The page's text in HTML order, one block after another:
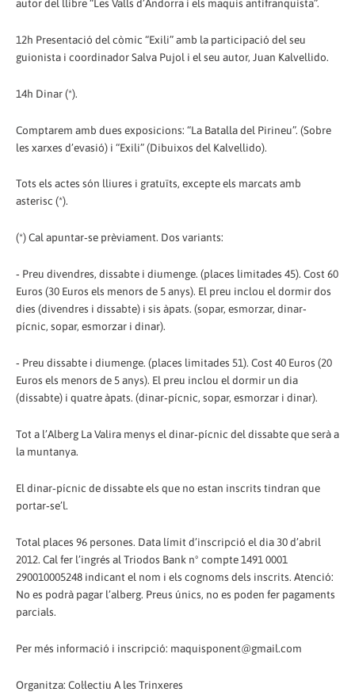
autor del llibre “Les Valls d’Andorra i els maquis antifranquista”.
12h Presentació del còmic “Exili” amb la participació del seu
guionista i coordinador Salva Pujol i el seu autor, Juan Kalvellido.
14h Dinar (*).
Comptarem amb dues exposicions: “La Batalla del Pirineu”. (Sobre
les xarxes d’evasió) i “Exili” (Dibuixos del Kalvellido).
Tots els actes són lliures i gratuïts, excepte els marcats amb
asterisc (*).
(*) Cal apuntar‐se prèviament. Dos variants:
‐ Preu divendres, dissabte i diumenge. (places limitades 45). Cost 60
Euros (30 Euros els menors de 5 anys). El preu inclou el dormir dos
dies (divendres i dissabte) i sis àpats. (sopar, esmorzar, dinar‐
pícnic, sopar, esmorzar i dinar).
‐ Preu dissabte i diumenge. (places limitades 51). Cost 40 Euros (20
Euros els menors de 5 anys). El preu inclou el dormir un dia
(dissabte) i quatre àpats. (dinar‐pícnic, sopar, esmorzar i dinar).
Tot a l’Alberg La Valira menys el dinar‐pícnic del dissabte que serà a
la muntanya.
El dinar‐pícnic de dissabte els que no estan inscrits tindran que
portar‐se’l.
Total places 96 persones. Data límit d’inscripció el dia 30 d’abril
2012. Cal fer l’ingrés al Triodos Bank nº compte 1491 0001
290010005248 indicant el nom i els cognoms dels inscrits. Atenció:
No es podrà pagar l’alberg. Preus únics, no es poden fer pagaments
parcials.
Per més informació i inscripció: maquisponent@gmail.com
Organitza: Col·lectiu A les Trinxeres